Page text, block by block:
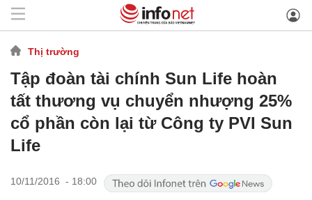
Thị trường
Tập đoàn tài chính Sun Life hoàn
tất thương vụ chuyển nhượng 25%
cổ phần còn lại từ Công ty PVI Sun
Life
10/11/2016 - 18:00